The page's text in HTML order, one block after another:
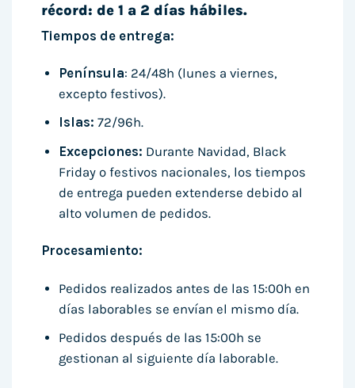
récord: de 1 a 2 días hábiles.
Tiempos de entrega:
Península: 24/48h (lunes a viernes,
excepto festivos).
Islas: 72/96h.
Excepciones: Durante Navidad, Black
Friday o festivos nacionales, los tiempos
de entrega pueden extenderse debido al
alto volumen de pedidos.
Procesamiento:
Pedidos realizados antes de las 15:00h en
días laborables se envían el mismo día.
Pedidos después de las 15:00h se
gestionan al siguiente día laborable.